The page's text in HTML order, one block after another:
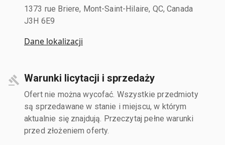
1373 rue Briere, Mont-Saint-Hilaire, QC, Canada
J3H 6E9
Dane lokalizacji
Warunki licytacji i sprzedaży
Ofert nie można wycofać. Wszystkie przedmioty
są sprzedawane w stanie i miejscu, w którym
aktualnie się znajdują. Przeczytaj pełne warunki
przed złożeniem oferty.